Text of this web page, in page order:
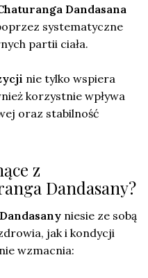
Dandasana
systematyczne
partii ciała.
nie tylko wspiera
korzystnie wpływa
oraz stabilność
z
Dandasany?
niesie ze sobą
jak i kondycji
wzmacnia: